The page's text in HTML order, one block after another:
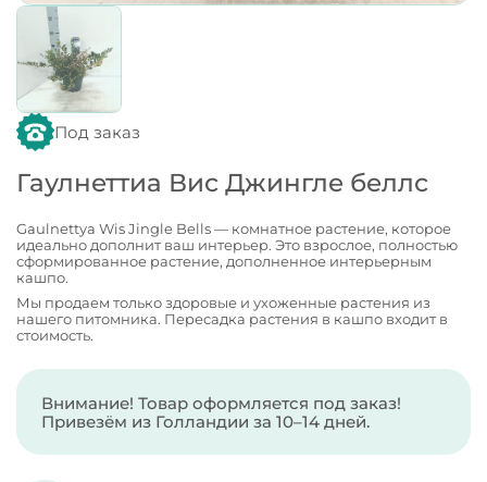
Под заказ
Гаулнеттиа Вис Джингле беллс
Gaulnettya Wis Jingle Bells — комнатное растение, которое
идеально дополнит ваш интерьер. Это взрослое, полностью
сформированное растение, дополненное интерьерным
кашпо.
Мы продаем только здоровые и ухоженные растения из
нашего питомника. Пересадка растения в кашпо входит в
стоимость.
Внимание! Товар оформляется под заказ!
Привезём из Голландии за 10–14 дней.